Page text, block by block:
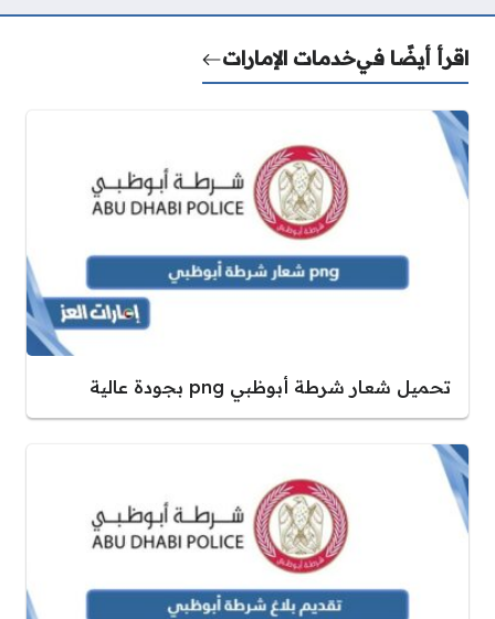
اقرأ أيضًا فيخدمات الإمارات
تحميل شعار شرطة أبوظبي png بجودة عالية